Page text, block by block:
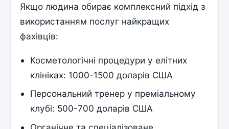
Якщо людина обирає комплексний підхід з
використанням послуг найкращих
фахівців:
Косметологічні процедури у елітних
клініках: 1000-1500 доларів США
Персональний тренер у преміальному
клубі: 500-700 доларів США